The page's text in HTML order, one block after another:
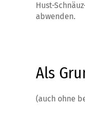
Hust-
abwenden.
Als
(auch ohne